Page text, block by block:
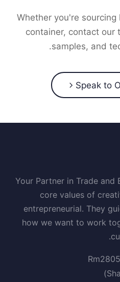
Whether you're
container, contact our
samples, and
Speak to
Your Partner in Trade and
core values of
entrepreneurial. They
how we want to work